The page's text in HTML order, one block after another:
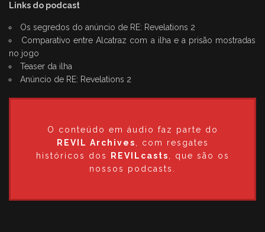
Links do podcast
Os segredos do anúncio de RE: Revelations 2
Comparativo entre Alcatraz com a ilha e a prisão mostradas
no jogo
Teaser da ilha
Anúncio de RE: Revelations 2
O conteúdo em áudio faz parte do
REVIL Archives, com resgates
históricos dos
REVILcasts, que são os
nossos podcasts.